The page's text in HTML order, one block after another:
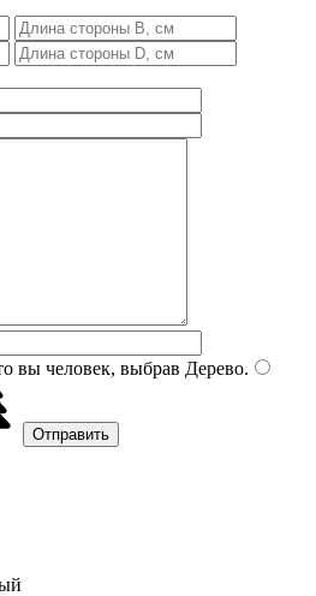
вы человек, выбрав Дерево.